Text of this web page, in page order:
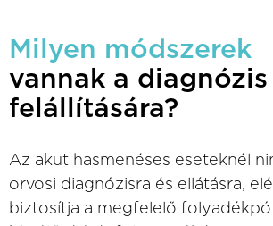
Milyen módszerek
vannak a diagnózis
felállítására?
Az akut hasmenéses eseteknél
orvosi diagnózisra és ellátásra,
biztosítja a megfelelő